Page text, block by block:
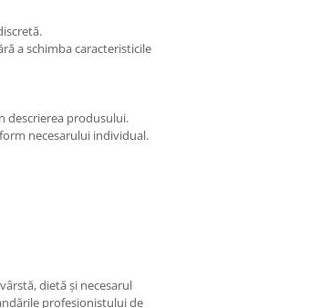
a schimba caracteristicile
descrierea produsului.
necesarului individual.
dietă și necesarul
profesionistului de